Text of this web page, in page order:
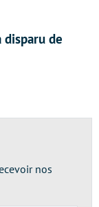
disparu de
nos